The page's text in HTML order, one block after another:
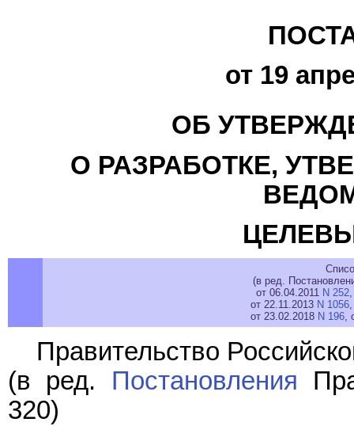
от 19
ОБ
О РАЗРАБОТКЕ,
(в ред.
от 06.04.2011 N 252,
от 22.11.2013 N 1056,
от 23.02.2018 N 196,
Правительство
(в ред. Постановления
320)